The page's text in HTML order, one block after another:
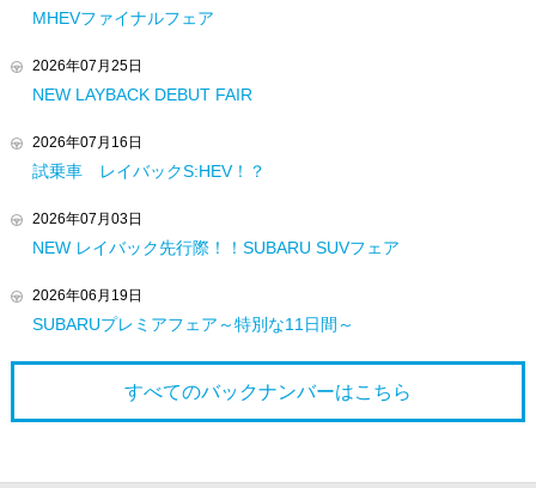
MHEVファイナルフェア
2026年07月25日
NEW LAYBACK DEBUT FAIR
2026年07月16日
試乗車 レイバックS:HEV！？
2026年07月03日
NEW レイバック先行際！！SUBARU SUVフェア
2026年06月19日
SUBARUプレミアフェア～特別な11日間～
すべてのバックナンバーはこちら